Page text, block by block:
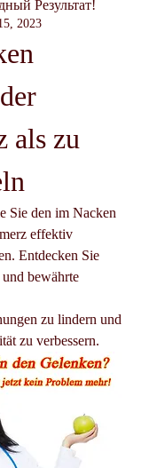
Результат!
2023
als zu
Sie den im Nacken
effektiv
Entdecken Sie
bewährte
zu lindern und
zu verbessern.